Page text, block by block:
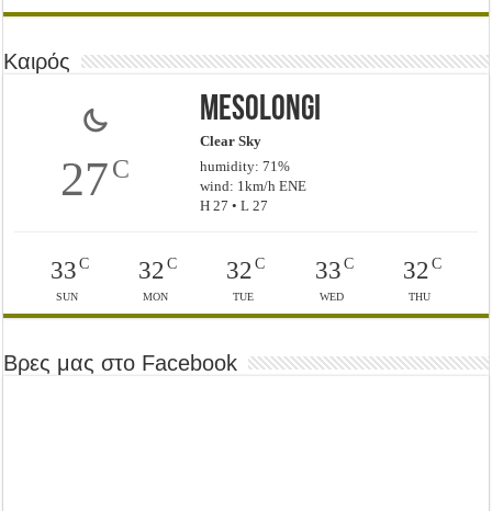
Καιρός
27C
Mesolongi
Clear Sky
humidity: 71%
wind: 1km/h ENE
H 27 • L 27
33C
SUN
32C
MON
32 C
TUE
33C
WED
32C
THU
Βρες μας στο Facebook